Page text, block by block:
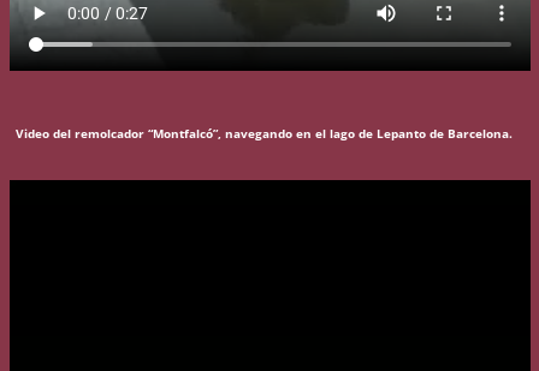
Video del remolcador “Montfalcó”, navegando en el lago de Lepanto de Barcelona.